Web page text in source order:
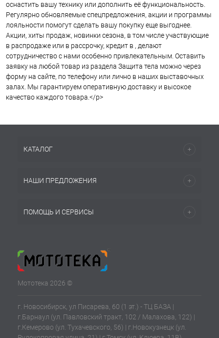
оснастить вашу технику или дополнить её функциональность.
Регулярно обновляемые спецпредложения, акции и программы
лояльности помогут сделать вашу покупку еще выгоднее.
Акции, хиты продаж, новинки сезона, в том числе участвующие
в распродаже или в рассрочку, кредит в , делают
сотрудничество с нами особенно привлекательным. Оставить
заявку на любой товар из раздела Защита тела можно через
форму на сайте, по телефону или лично в наших выставочных
залах. Мы гарантируем оперативную доставку и высокое
качество каждого товара.</p>
КАТАЛОГ
НАШИ ПРЕДЛОЖЕНИЯ
ПОМОЩЬ И СЕРВИСЫ
Мототека 2026 ©
г. Новосибирск, ул Писарева, 60 (1 эт.) - ТЦ БАЗА |
г.Барнаул (ул. Павловский тракт, 102 / Малахова, 122) |
г.Кемерово (ул. Тухачевского, 56) | г.Новокузнецк (ул.